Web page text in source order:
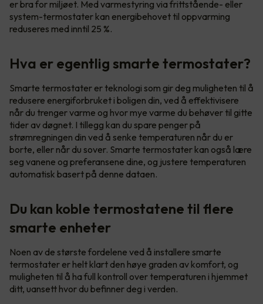
er bra for miljøet. Med varmestyring via frittstående- eller
system-termostater kan energibehovet til oppvarming
reduseres med inntil 25 %.
Hva er egentlig smarte termostater?
Smarte termostater er teknologi som gir deg muligheten til å
redusere energiforbruket i boligen din, ved å effektivisere
når du trenger varme og hvor mye varme du behøver til gitte
tider av døgnet. I tillegg kan du spare penger på
strømregningen din ved å senke temperaturen når du er
borte, eller når du sover. Smarte termostater kan også lære
seg vanene og preferansene dine, og justere temperaturen
automatisk basert på denne dataen.
Du kan koble termostatene til flere
smarte enheter
Noen av de største fordelene ved å installere smarte
termostater er helt klart den høye graden av komfort, og
muligheten til å ha full kontroll over temperaturen i hjemmet
ditt, uansett hvor du befinner deg i verden.